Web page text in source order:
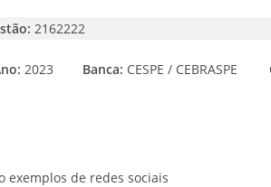
2162222
2023 Banca: CESPE / CEBRASPE
exemplos de redes sociais